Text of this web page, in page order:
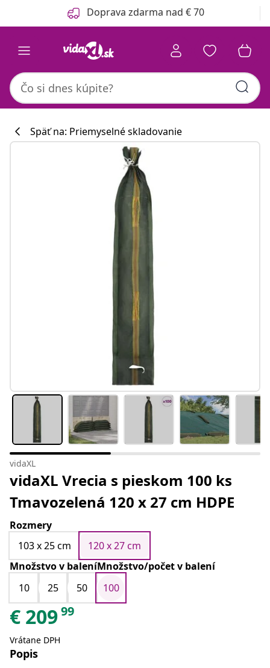
Predchádzajúce Doprava zdarma nad € 70
Späť na: Priemyselné skladovanie
vidaXL
vidaXL Vrecia s pieskom 100 ks
Tmavozelená 120 x 27 cm HDPE
Rozmery
103 x 25 cm
120 x 27 cm
Množstvo v baleníMnožstvo/počet v balení
10
25 50 100
€ 20999
Vrátane DPH
Popis